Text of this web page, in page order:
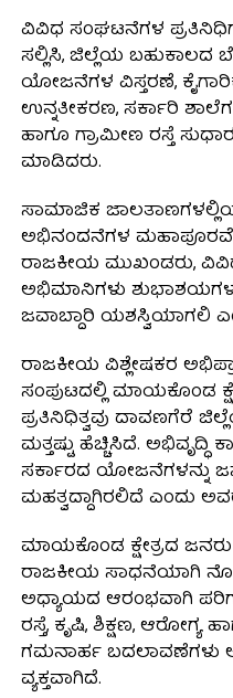
ವಿವಿಧ ಸಂಘಟನೆಗಳ
ಸಲ್ಲಿಸಿ, ಜಿಲ್ಲೆಯ ಬಹುಕಾಲದ
ಯೋಜನೆಗಳ ವಿಸ್ತರಣೆ,
ಉನ್ನತೀಕರಣ, ಸರ್ಕಾರಿ
ಹಾಗೂ ಗ್ರಾಮೀಣ ರಸ್ತೆ
ಮಾಡಿದರು.
ಸಾಮಾಜಿಕ
ಅಭಿನಂದನೆಗಳ
ರಾಜಕೀಯ ಮುಖಂಡರು,
ಅಭಿಮಾನಿಗಳು
ಜವಾಬ್ದಾರಿ ಯಶಸ್ವಿಯಾಗಲಿ
ರಾಜಕೀಯ ವಿಶ್ಲೇಷಕರ
ಸಂಪುಟದಲ್ಲಿ ಮಾಯಕೊಂಡ
ಪ್ರತಿನಿಧಿತ್ವವು ದಾವಣಗೆರೆ
ಮತ್ತಷ್ಟು ಹೆಚ್ಚಿಸಿದೆ.
ಸರ್ಕಾರದ ಯೋಜನೆಗಳನ್ನು
ಮಹತ್ವದ್ದಾಗಿರಲಿದೆ ಎಂದು
ಮಾಯಕೊಂಡ ಕ್ಷೇತ್ರದ
ರಾಜಕೀಯ ಸಾಧನೆಯಾಗಿ
ಅಧ್ಯಾಯದ ಆರಂಭವಾಗಿ
ರಸ್ತೆ, ಕೃಷಿ, ಶಿಕ್ಷಣ, ಆರೋಗ್ಯ
ಗಮನಾರ್ಹ ಬದಲಾವಣೆಗಳು
ವ್ಯಕ್ತವಾಗಿದೆ.